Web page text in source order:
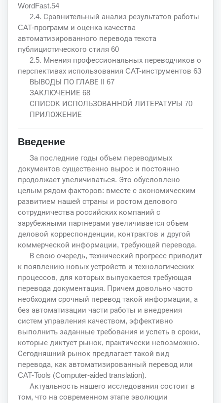
WordFast.54
2.4. Сравнительный анализ результатов работы
CAT-программ и оценка качества
автоматизированного перевода текста
публицистического стиля 60
2.5. Мнения профессиональных переводчиков о
перспективах использования CAT-инструментов 63
ВЫВОДЫ ПО ГЛАВЕ II 67
ЗАКЛЮЧЕНИЕ 68
СПИСОК ИСПОЛЬЗОВАННОЙ ЛИТЕРАТУРЫ 70
ПРИЛОЖЕНИЕ
Введение
За последние годы объем переводимых
документов существенно вырос и постоянно
продолжает увеличиваться. Это обусловлено
целым рядом факторов: вместе с экономическим
развитием нашей страны и ростом делового
сотрудничества российских компаний с
зарубежными партнерами увеличивается объем
деловой корреспонденции, контрактов и другой
коммерческой информации, требующей перевода.
В свою очередь, технический прогресс приводит
к появлению новых устройств и технологических
процессов, для которых выпускается требующая
перевода документация. Причем довольно часто
необходим срочный перевод такой информации, а
без автоматизации части работы и внедрения
систем управления качеством, эффективно
выполнить заданные требования и успеть в сроки,
которые диктует рынок, практически невозможно.
Сегодняшний рынок предлагает такой вид
перевода, как автоматизированный перевод или
CAT-Tools (Computer-aided translation).
Актуальность нашего исследования состоит в
том, что на современном этапе эволюции